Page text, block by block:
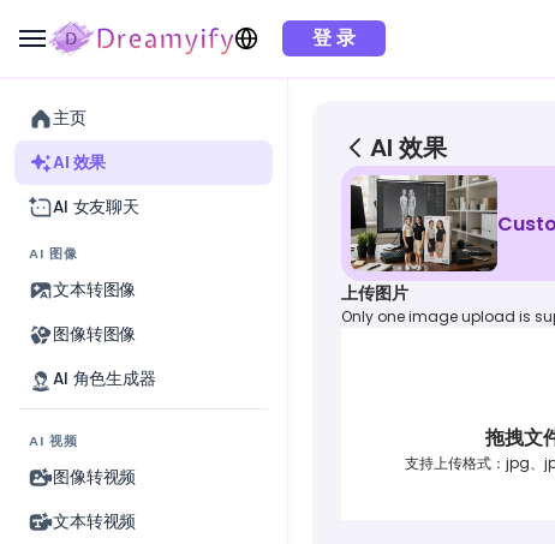
登 录
主页
AI 效果
AI 女友聊天
AI 图像
文本转图像
图像转图像
AI 角色生成器
AI 视频
图像转视频
文本转视频
AI 效果
上传图片
Only one image upload is
拖拽文
支持上传格式：jpg、